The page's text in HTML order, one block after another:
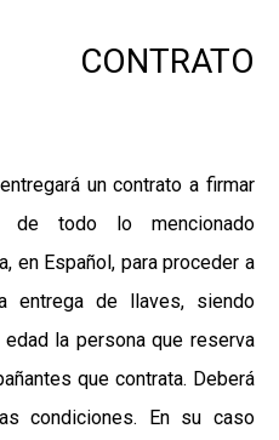
un contrato a firmar
de todo lo mencionado
en Español, para proceder a
entrega de llaves, siendo
la persona que reserva
que contrata. Deberá
condiciones. En su caso